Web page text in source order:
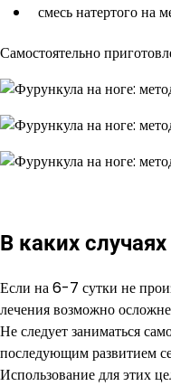
смесь натертого на
Самостоятельно
В каких
Если на 6-7 сутки не
лечения возможно
Не следует заниматься
последующим развитием
Использование для этих